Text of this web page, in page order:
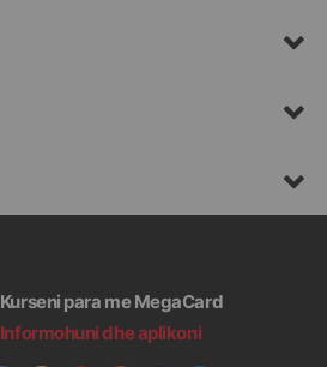
Kurseni para me MegaCard
Informohuni dhe aplikoni